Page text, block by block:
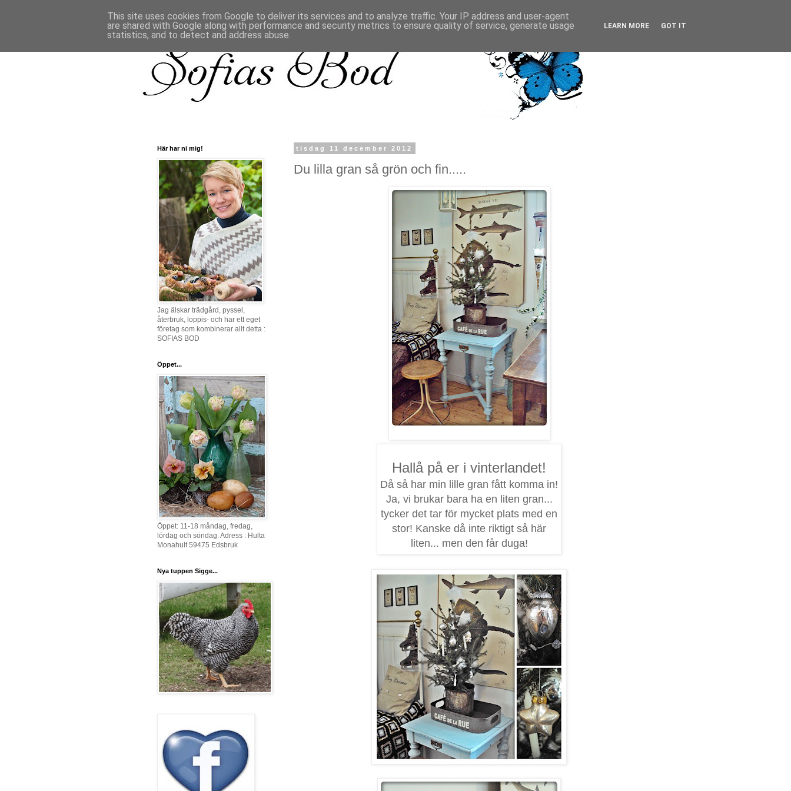
tisdag 11 december 2012
Du lilla gran så grön och fin.....
Hallå på er i vinterlandet!
Då så har min lille gran fått komma in!
Ja, vi brukar bara ha en liten gran...
tycker det tar för mycket plats med en
stor! Kanske då inte riktigt så här
liten... men den får duga!
Här har ni mig!
Jag älskar trädgård, pyssel,
återbruk, loppis- och har ett eget
företag som kombinerar allt detta :
SOFIAS BOD
Öppet...
Öppet: 11-18 måndag, fredag,
lördag och söndag. Adress : Hulta
Monahult 59475 Edsbruk
Nya tuppen Sigge...
This site uses cookies from Google to deliver its services and to analyze traffic. Your IP address and user-agent
are shared with Google along with performance and security metrics to ensure quality of service, generate usage
statistics, and to detect and address abuse.
LEARN MORE GOT IT